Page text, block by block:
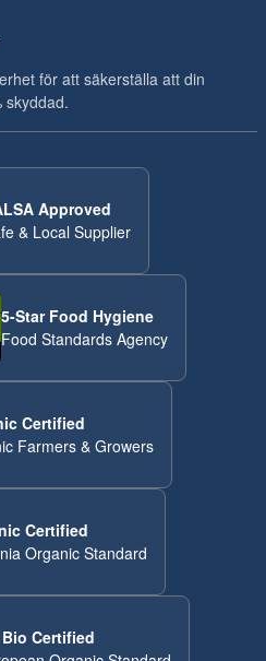
för att säkerställa att din
skyddad.
Approved
& Local Supplier
5-Star Food Hygiene
Food Standards Agency
Certified
Farmers & Growers
Certified
Organic Standard
Bio Certified